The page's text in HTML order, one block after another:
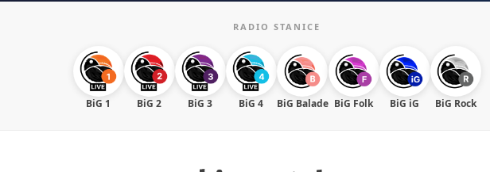
RADIO STANICE
BiG 1 BiG 2 BiG 3 BiG 4 BiG Balade BiG Folk BiG iG BiG Rock